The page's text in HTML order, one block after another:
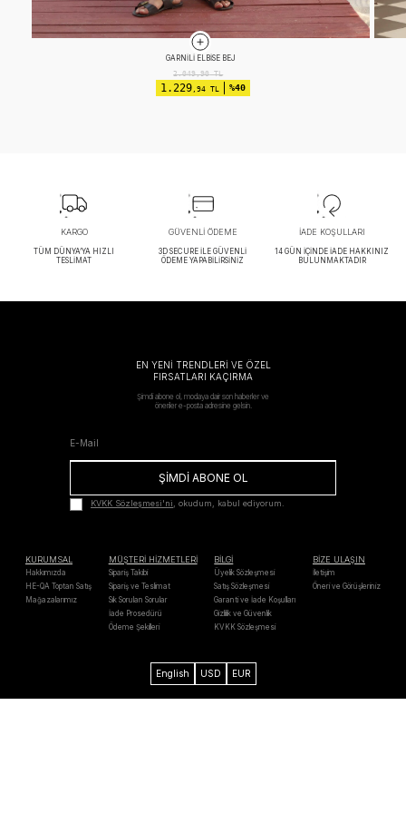
APOLETLI ELBISE EKRU
2.599,90TL
1.299,96 TL %50
KARGO
TÜM DÜNYA’YA HIZLI
TESLİMAT
GÜVENLİ ÖDEME
3D SECURE İLE GÜVENLİ
ÖDEME YAPABİLİRSİNİZ
İADE KOŞULLARI
14 GÜN İÇİNDE İADE HAKKINIZ
BULUNMAKTADIR
EN YENİ TRENDLERİ VE ÖZEL
FIRSATLARI KAÇIRMA
Şimdi abone ol, modaya dair son haberler ve
öneriler e-posta adresine gelsin.
ŞİMDİ ABONE OL
KVKK Sözleşmesi'ni, okudum, kabul ediyorum.
KURUMSAL
Hakkımızda
HE-QA Toptan Satış
Mağazalarımız
MÜŞTERİ HİZMETLERİ
Sipariş Takibi
Sipariş ve Teslimat
Sık Sorulan Sorular
İade Prosedürü
Ödeme Şekilleri
BİLGİ
Üyelik Sözleşmesi
Satış Sözleşmesi
Garanti ve İade Koşulları
Gizlilik ve Güvenlik
KVKK Sözleşmesi
BİZE ULAŞIN
İletişim
Öneri ve Görüşleriniz
English USD EUR